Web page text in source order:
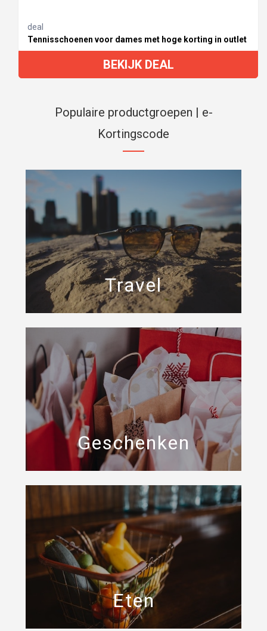
deal
Tennisschoenen voor dames met hoge korting in outlet
BEKIJK DEAL
Populaire productgroepen | e-
Kortingscode
Travel
Geschenken
Eten